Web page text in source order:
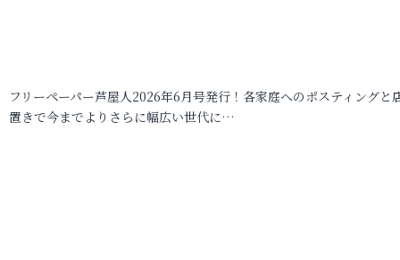
フリーペーパー芦屋人2026年6月号発行！各家庭へのポスティングと
置きで今までよりさらに幅広い世代に…